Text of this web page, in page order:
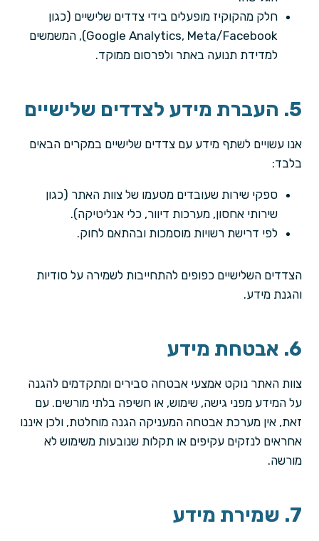
חלק מהקוקיז מופעלים בידי צדדים שלישיים (כגון
Google Analytics, Meta/Facebook), המשמשים
למדידת תנועה באתר ולפרסום ממוקד.
5. העברת מידע לצדדים שלישיים
אנו עשויים לשתף מידע עם צדדים שלישיים במקרים הבאים
בלבד:
ספקי שירות שעובדים מטעמו של צוות האתר (כגון
שירותי אחסון, מערכות דיוור, כלי אנליטיקה).
לפי דרישת רשויות מוסמכות ובהתאם לחוק.
הצדדים השלישיים כפופים להתחייבות לשמירה על סודיות
והגנת מידע.
6. אבטחת מידע
צוות האתר נוקט אמצעי אבטחה סבירים ומתקדמים להגנה
על המידע מפני גישה, שימוש, או חשיפה בלתי מורשים. עם
זאת, אין מערכת אבטחה המעניקה הגנה מוחלטת, ולכן איננו
אחראים לנזקים עקיפים או תקלות שנובעות משימוש לא
מורשה.
7. שמירת מידע